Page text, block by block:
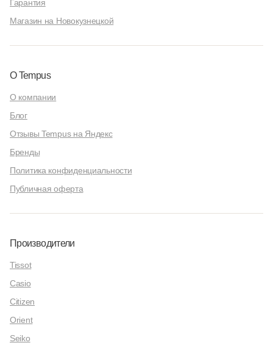
Гарантия
Магазин на Новокузнецкой
О Tempus
О компании
Блог
Отзывы Tempus на Яндекс
Бренды
Политика конфиденциальности
Публичная оферта
Производители
Tissot
Casio
Citizen
Orient
Seiko